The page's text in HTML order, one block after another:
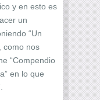
y en esto es
un
“Un
como nos
“Compendio
en lo que